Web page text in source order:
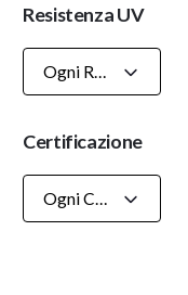
Resistenza UV
Ogni Resistenza UV
Certificazione
Ogni Certificazioni